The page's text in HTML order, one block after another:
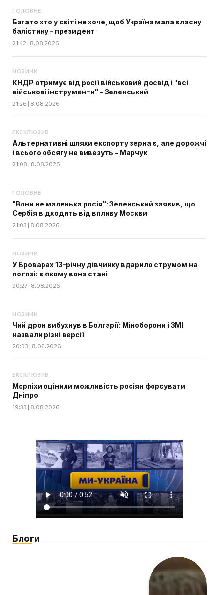
ГОЛОВНЕ
Багато хто у світі не хоче, щоб Україна мала власну
балістику - президент
21:42 | 8.08.2026
НОВИНИ
КНДР отримує від росії військовий досвід і "всі
військові інструменти" - Зеленський
21:26 | 8.08.2026
ЕКСКЛЮЗИВ
Альтернативні шляхи експорту зерна є, але дорожчі
і всього обсягу не вивезуть - Марчук
21:08 | 8.08.2026
ГОЛОВНЕ
"Вони не маленька росія": Зеленський заявив, що
Сербія відходить від впливу Москви
21:03 | 8.08.2026
НОВИНИ
У Броварах 13-річну дівчинку вдарило струмом на
потязі: в якому вона стані
20:27 | 8.08.2026
НОВИНИ
Чий дрон вибухнув в Болгарії: Міноборони і ЗМІ
назвали різні версії
20:03 | 8.08.2026
ЕКСКЛЮЗИВ
Морпіхи оцінили можливість росіян форсувати
Дніпро
19:33 | 8.08.2026
Блоги